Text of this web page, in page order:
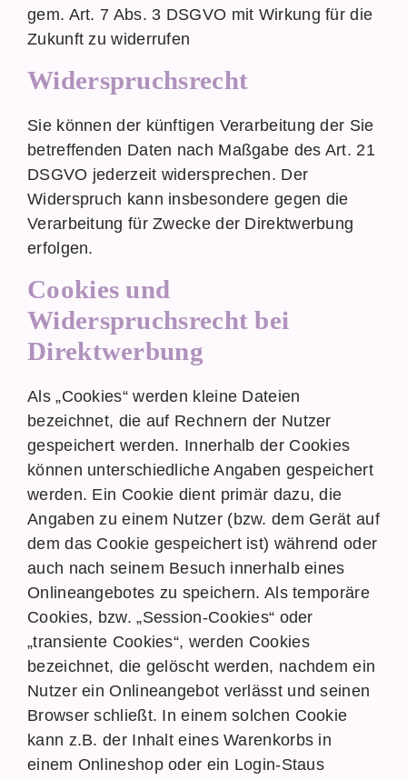
gem. Art. 7 Abs. 3 DSGVO mit Wirkung für die
Zukunft zu widerrufen
Widerspruchsrecht
Sie können der künftigen Verarbeitung der Sie
betreffenden Daten nach Maßgabe des Art. 21
DSGVO jederzeit widersprechen. Der
Widerspruch kann insbesondere gegen die
Verarbeitung für Zwecke der Direktwerbung
erfolgen.
Cookies und
Widerspruchsrecht bei
Direktwerbung
Als „Cookies“ werden kleine Dateien
bezeichnet, die auf Rechnern der Nutzer
gespeichert werden. Innerhalb der Cookies
können unterschiedliche Angaben gespeichert
werden. Ein Cookie dient primär dazu, die
Angaben zu einem Nutzer (bzw. dem Gerät auf
dem das Cookie gespeichert ist) während oder
auch nach seinem Besuch innerhalb eines
Onlineangebotes zu speichern. Als temporäre
Cookies, bzw. „Session-Cookies“ oder
„transiente Cookies“, werden Cookies
bezeichnet, die gelöscht werden, nachdem ein
Nutzer ein Onlineangebot verlässt und seinen
Browser schließt. In einem solchen Cookie
kann z.B. der Inhalt eines Warenkorbs in
einem Onlineshop oder ein Login-Staus